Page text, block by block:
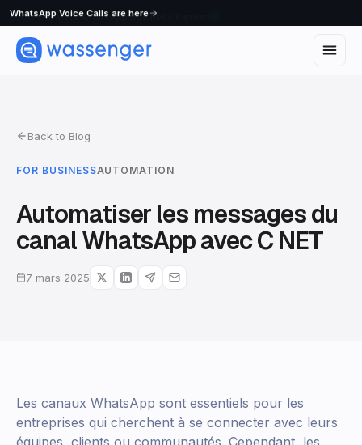
WhatsApp Voice Calls are here
Back to Blog
FOR BUSINESSAUTOMATION
Automatiser les messages du
canal WhatsApp avec C NET
7 mars 2025
Les canaux WhatsApp sont essentiels pour les
entreprises qui cherchent à se connecter avec leurs
équipes, clients ou communautés. Cependant, les